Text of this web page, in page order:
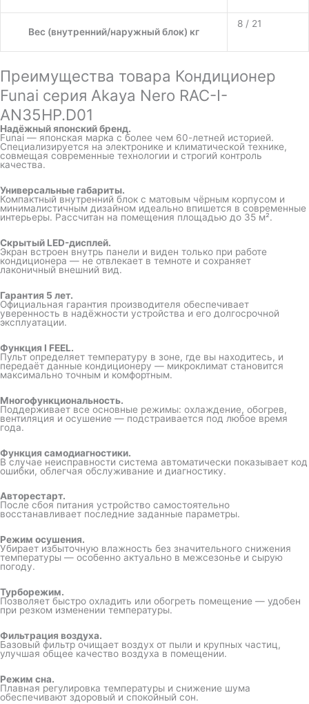
Вес (внутренний/наружный блок) кг
8 / 21
Преимущества товара Кондиционер
Funai серия Akaya Nero RAC-I-
AN35HP.D01
Надёжный японский бренд.
Funai — японская марка с более чем 60-летней историей.
Специализируется на электронике и климатической технике,
совмещая современные технологии и строгий контроль
качества.
Универсальные габариты.
Компактный внутренний блок с матовым чёрным корпусом и
минималистичным дизайном идеально впишется в современные
интерьеры. Рассчитан на помещения площадью до 35 м².
Скрытый LED-дисплей.
Экран встроен внутрь панели и виден только при работе
кондиционера — не отвлекает в темноте и сохраняет
лаконичный внешний вид.
Гарантия 5 лет.
Официальная гарантия производителя обеспечивает
уверенность в надёжности устройства и его долгосрочной
эксплуатации.
Функция I FEEL.
Пульт определяет температуру в зоне, где вы находитесь, и
передаёт данные кондиционеру — микроклимат становится
максимально точным и комфортным.
Многофункциональность.
Поддерживает все основные режимы: охлаждение, обогрев,
вентиляция и осушение — подстраивается под любое время
года.
Функция самодиагностики.
В случае неисправности система автоматически показывает код
ошибки, облегчая обслуживание и диагностику.
Авторестарт.
После сбоя питания устройство самостоятельно
восстанавливает последние заданные параметры.
Режим осушения.
Убирает избыточную влажность без значительного снижения
температуры — особенно актуально в межсезонье и сырую
погоду.
Турборежим.
Позволяет быстро охладить или обогреть помещение — удобен
при резком изменении температуры.
Фильтрация воздуха.
Базовый фильтр очищает воздух от пыли и крупных частиц,
улучшая общее качество воздуха в помещении.
Режим сна.
Плавная регулировка температуры и снижение шума
обеспечивают здоровый и спокойный сон.